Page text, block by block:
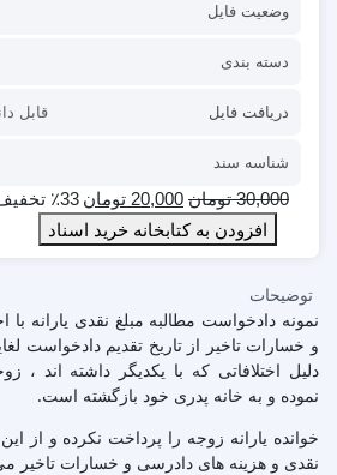
وضعیت فایل
دسته بندی
دریافت فایل قابل
شناسه سند
30,000 تومان 20,000 تومان ٪33 تخفیف
افزودن به کتابخانه خرید اسناد
توضیحات
نمونه دادخواست مطالبه مبلغ نقدی یارانه
و خسارات تاخیر از تاریخ تقدیم دادخواست
دلیل اختلافاتی که با یکدیگر داشته اند
نموده و به خانه پدری خود بازگشته است.
خوانده یارانه زوجه را پرداخت نکرده و از
نقدی و هزینه های دادرسی و خسارات تاخیر